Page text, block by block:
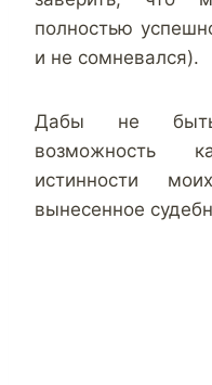
полностью
и не сомневался).
Дабы не
возможность
истинности
вынесенное